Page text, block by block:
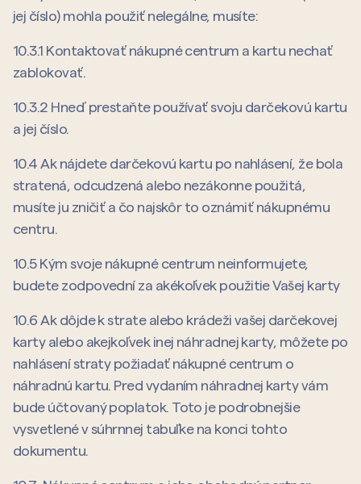
jej číslo) mohla použiť nelegálne, musíte:
10.3.1 Kontaktovať nákupné centrum a kartu nechať
zablokovať.
10.3.2 Hneď prestaňte používať svoju darčekovú kartu
a jej číslo.
10.4 Ak nájdete darčekovú kartu po nahlásení, že bola
stratená, odcudzená alebo nezákonne použitá,
musíte ju zničiť a čo najskôr to oznámiť nákupnému
centru.
10.5 Kým svoje nákupné centrum neinformujete,
budete zodpovední za akékoľvek použitie Vašej karty
10.6 Ak dôjde k strate alebo krádeži vašej darčekovej
karty alebo akejkoľvek inej náhradnej karty, môžete po
nahlásení straty požiadať nákupné centrum o
náhradnú kartu. Pred vydaním náhradnej karty vám
bude účtovaný poplatok. Toto je podrobnejšie
vysvetlené v súhrnnej tabuľke na konci tohto
dokumentu.